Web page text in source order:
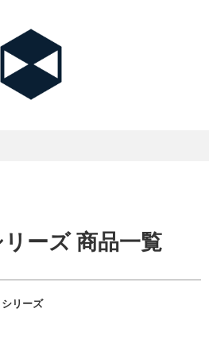
ーズ 商品一覧
リーズ